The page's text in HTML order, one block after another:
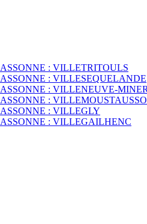
: VILLETRITOULS
: VILLESEQUELANDE
: VILLENEUVE-
:
: VILLEGLY
: VILLEGAILHENC